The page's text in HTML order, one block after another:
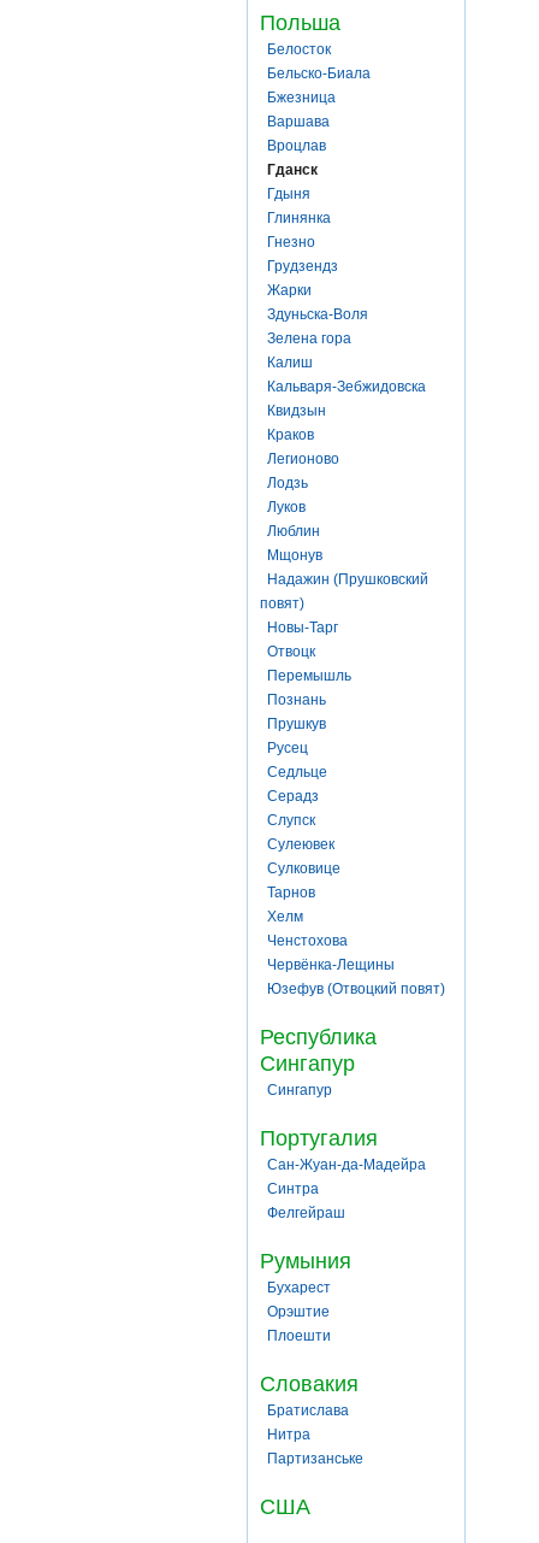
Польша
Белосток
Бельско-Биала
Бжезница
Варшава
Вроцлав
Гданск
Гдыня
Глинянка
Гнезно
Грудзендз
Жарки
Здуньска-Воля
Зелена гора
Калиш
Кальваря-Зебжидовска
Квидзын
Краков
Легионово
Лодзь
Луков
Люблин
Мщонув
Надажин (Прушковский
повят)
Новы-Тарг
Отвоцк
Перемышль
Познань
Прушкув
Русец
Седльце
Серадз
Слупск
Сулеювек
Сулковице
Тарнов
Хелм
Ченстохова
Червёнка-Лещины
Юзефув (Отвоцкий повят)
Республика
Сингапур
Сингапур
Португалия
Сан-Жуан-да-Мадейра
Синтра
Фелгейраш
Румыния
Бухарест
Орэштие
Плоешти
Словакия
Братислава
Нитра
Партизанське
США